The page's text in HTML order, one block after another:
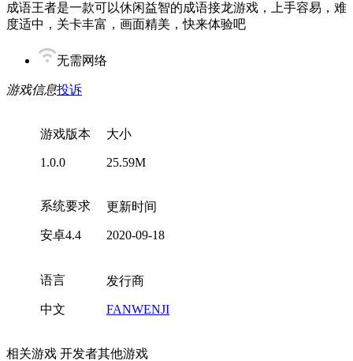
成语王者是一款可以休闲益智的成语接龙游戏，上手容易，难
度适中，关卡丰富，画面精美，快来体验吧
无需网络
游戏信息投诉
游戏版本
1.0.0
大小
25.59M
系统要求
安卓4.4
更新时间
2020-09-18
语言
中文
发行商
FANWENJI
相关游戏 开发者其他游戏